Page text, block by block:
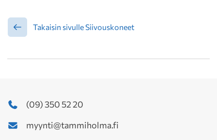
Takaisin sivulle Siivouskoneet
(09) 350 52 20
myynti@tammiholma.fi